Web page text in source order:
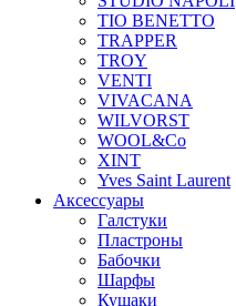
TIO BENETTO
TRAPPER
TROY
VENTI
VIVACANA
WILVORST
WOOL&Co
XINT
Yves Saint Laurent
Аксессуары
Галстуки
Пластроны
Бабочки
Шарфы
Кушаки